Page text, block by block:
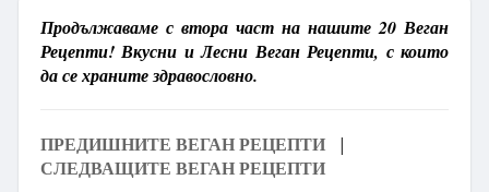
Продължаваме с втора част на нашите 20 Веган
Рецепти! Вкусни и Лесни Веган Рецепти, с които
да се храните здравословно.
ПРЕДИШНИТЕ ВЕГАН РЕЦЕПТИ |
СЛЕДВАЩИТЕ ВЕГАН РЕЦЕПТИ